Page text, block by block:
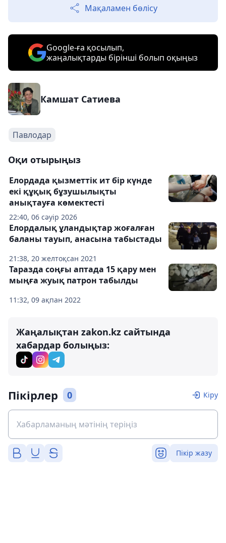
Мақаламен бөлісу
Google-ға қосылып,
жаңалықтарды бірінші болып оқыңыз
Камшат Сатиева
Павлодар
Оқи отырыңыз
22:40, 06 сәуір 2026
Елордада қызметтік ит бір күнде
екі құқық бұзушылықты
анықтауға көмектесті
21:38, 20 желтоқсан 2021
Елордалық ұландықтар жоғалған
баланы тауып, анасына табыстады
11:32, 09 ақпан 2022
Таразда соңғы аптада 15 қару мен
мыңға жуық патрон табылды
Жаңалықтан zakon.kz сайтында
хабардар болыңыз:
Пікірлер 0 Кіру
Пікір жазу